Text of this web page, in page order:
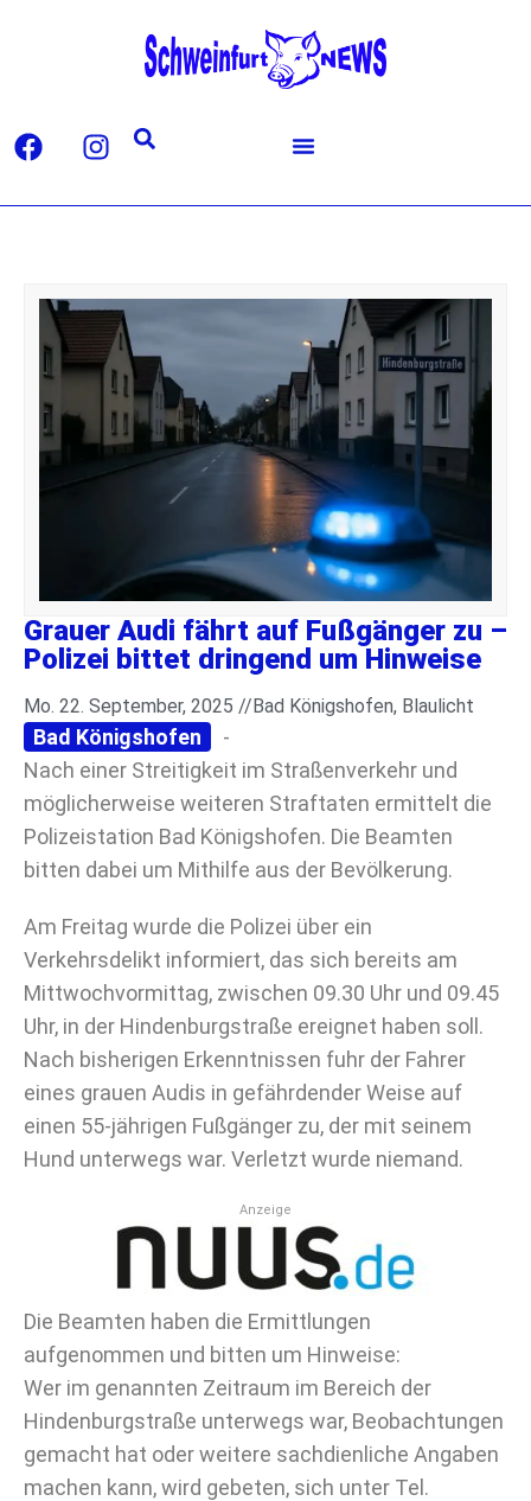
Grauer Audi fährt auf Fußgänger zu –
Polizei bittet dringend um Hinweise
Mo. 22. September, 2025 //Bad Königshofen, Blaulicht
Bad Königshofen
-
Nach einer Streitigkeit im Straßenverkehr und
möglicherweise weiteren Straftaten ermittelt die
Polizeistation Bad Königshofen. Die Beamten
bitten dabei um Mithilfe aus der Bevölkerung.
Am Freitag wurde die Polizei über ein
Verkehrsdelikt informiert, das sich bereits am
Mittwochvormittag, zwischen 09.30 Uhr und 09.45
Uhr, in der Hindenburgstraße ereignet haben soll.
Nach bisherigen Erkenntnissen fuhr der Fahrer
eines grauen Audis in gefährdender Weise auf
einen 55-jährigen Fußgänger zu, der mit seinem
Hund unterwegs war. Verletzt wurde niemand.
Anzeige
Die Beamten haben die Ermittlungen
aufgenommen und bitten um Hinweise:
Wer im genannten Zeitraum im Bereich der
Hindenburgstraße unterwegs war, Beobachtungen
gemacht hat oder weitere sachdienliche Angaben
machen kann, wird gebeten, sich unter Tel.